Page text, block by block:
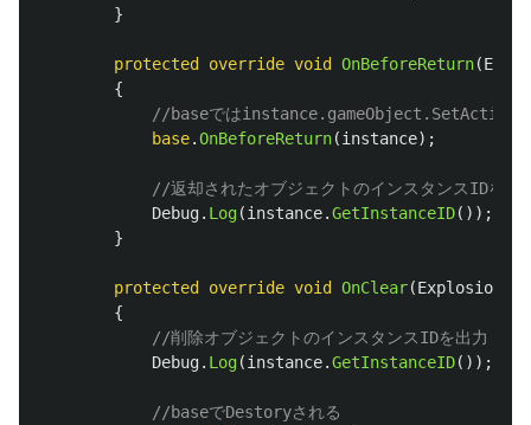
}
protected override void OnBeforeReturn(
{
//baseでは
base.OnBeforeReturn(instance);
//返却されたオブジェクトのインスタンスIDを出
Debug. Log(instance.GetInstanceID());
}
protected override void OnClear(
{
//削除オブジェクトのインスタンスIDを出力
Debug. Log(instance.GetInstanceID());
//baseでDestoryされる